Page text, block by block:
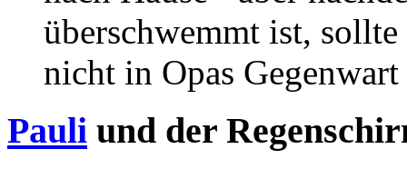
überschwemmt ist, sollte
nicht in Opas
Pauli und der